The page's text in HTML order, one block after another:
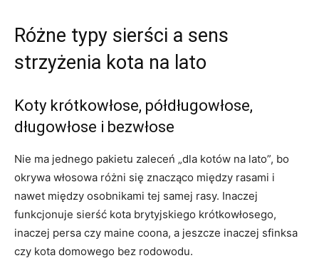
Różne typy sierści a sens
strzyżenia kota na lato
Koty krótkowłose, półdługowłose,
długowłose i bezwłose
Nie ma jednego pakietu zaleceń „dla kotów na lato”, bo
okrywa włosowa różni się znacząco między rasami i
nawet między osobnikami tej samej rasy. Inaczej
funkcjonuje sierść kota brytyjskiego krótkowłosego,
inaczej persa czy maine coona, a jeszcze inaczej sfinksa
czy kota domowego bez rodowodu.